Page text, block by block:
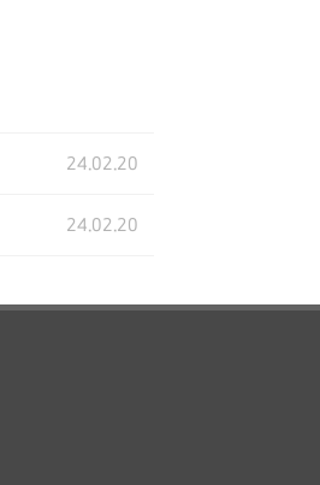
24.02.20
24.02.20